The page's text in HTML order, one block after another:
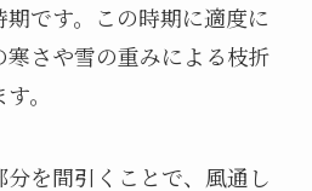
です。この時期に適度に
さや雪の重みによる枝折
。
を間引くことで、風通し